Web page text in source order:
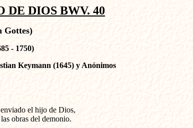
DE DIOS BWV. 40
Gottes)
- 1750)
Keymann (1645) y Anónimos
el hijo de Dios,
obras del demonio.